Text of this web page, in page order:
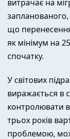
витрачає на
запланованого,
що
як мінімум на
спочатку.
У світових
виражається в
контролювати
трьох років
проблемою,